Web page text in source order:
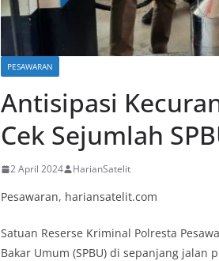
PESAWARAN
Antisipasi
Cek Sejumlah
2 April 2024 HarianSatelit
Pesawaran, hariansatelit.com
Satuan Reserse Kriminal Polresta
Bakar Umum (SPBU) di sepanjang jalan